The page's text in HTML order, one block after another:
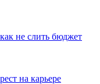
не слить бюджет
на карьере